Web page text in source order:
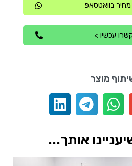
בוואטסאפ
עכשיו >
מוצר
אותך...